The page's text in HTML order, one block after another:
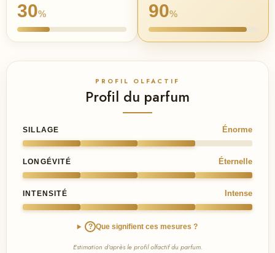
30% 90%
PROFIL OLFACTIF
Profil du parfum
SILLAGE Énorme
LONGÉVITÉ Éternelle
INTENSITÉ Intense
? Que signifient ces mesures ?
Estimation d'après le profil olfactif du parfum.